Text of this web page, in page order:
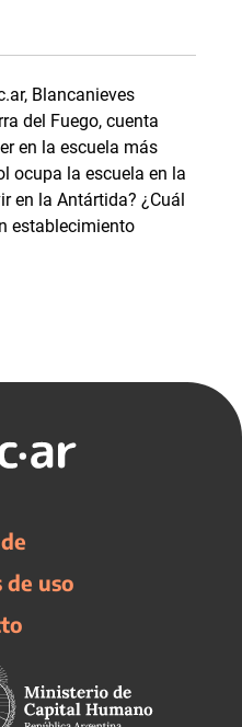
Blancanieves
del Fuego, cuenta
en la escuela más
ocupa la escuela en la
en la Antártida? ¿Cuál
establecimiento
de uso